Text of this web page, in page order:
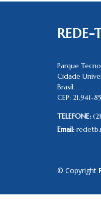
REDE-
Parque
Cidade
Brasil.
CEP: 21.941-
TELEFONE:
Email:
© Copyright